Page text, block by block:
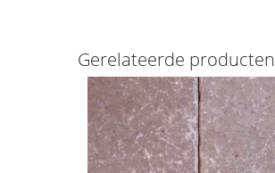
Gerelateerde producten